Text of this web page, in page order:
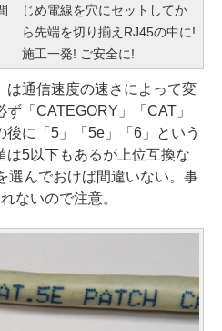
じめ電線を穴にセットしてか
ら先端を切り揃えRJ45の中に!
施工一発! ご安全に!
通信速度の速さによって変
「CATEGORY」「CAT」
後に「5」「5e」「6」という
は5以下もあるが上位互換な
選んでおけば間違いない。事
ないので注意。